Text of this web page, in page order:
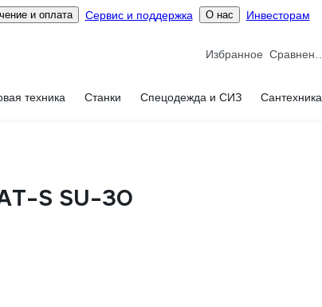
и оплата Сервис и поддержка О нас Инвесторам
Избранное
техника Станки Спецодежда и СИЗ Сантехника
S SU-30